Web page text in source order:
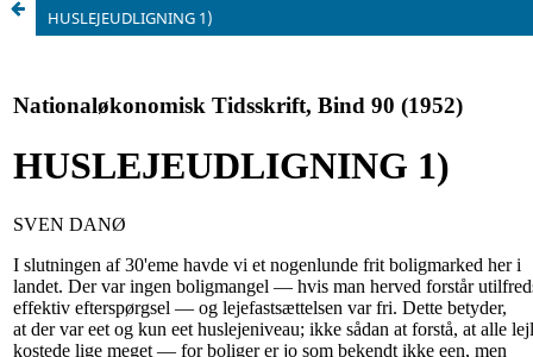
HUSLEJEUDLIGNING 1)